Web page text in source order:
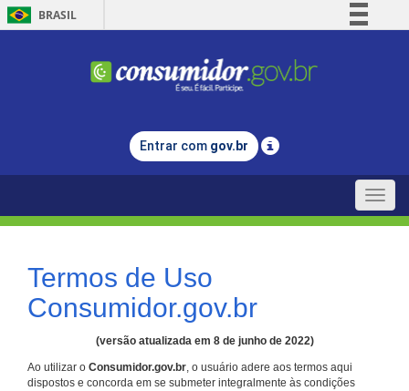
BRASIL
Comunica BR
Legislação
Entrar com gov.br
Toggle
Termos de Uso
Consumidor.gov.br
(versão atualizada em 8 de junho de 2022)
Ao utilizar o Consumidor.gov.br, o usuário adere aos termos aqui
dispostos e concorda em se submeter integralmente às condições